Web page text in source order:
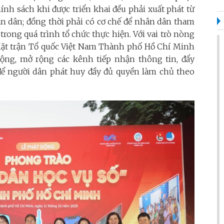
sách khi được triển khai đều phải xuất phát từ
dân; đồng thời phải có cơ chế để nhân dân tham
quá trình tổ chức thực hiện. Với vai trò nòng
trận Tổ quốc Việt Nam Thành phố Hồ Chí Minh
mở rộng các kênh tiếp nhận thông tin, đẩy
người dân phát huy đầy đủ quyền làm chủ theo